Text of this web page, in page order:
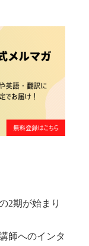
2期が始まり
師へのインタ